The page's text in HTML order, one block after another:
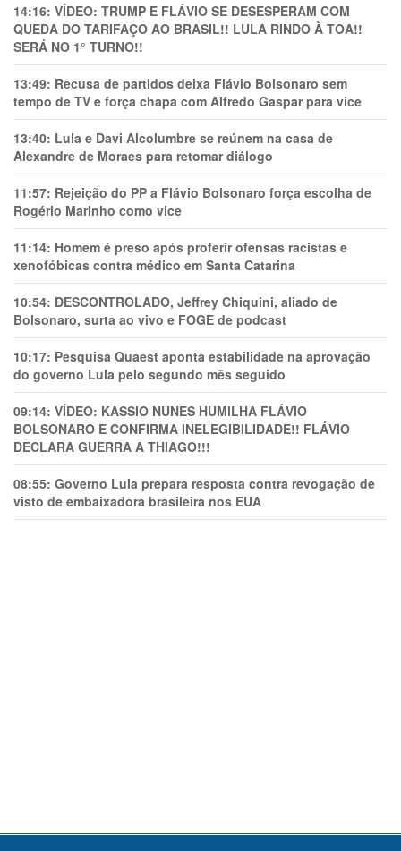
14:16: VÍDEO: TRUMP E FLÁVIO SE DESESPERAM COM
QUEDA DO TARIFAÇO AO BRASIL!! LULA RINDO À TOA!!
SERÁ NO 1° TURNO!!
13:49: Recusa de partidos deixa Flávio Bolsonaro sem
tempo de TV e força chapa com Alfredo Gaspar para vice
13:40: Lula e Davi Alcolumbre se reúnem na casa de
Alexandre de Moraes para retomar diálogo
11:57: Rejeição do PP a Flávio Bolsonaro força escolha de
Rogério Marinho como vice
11:14: Homem é preso após proferir ofensas racistas e
xenofóbicas contra médico em Santa Catarina
10:54: DESCONTROLADO, Jeffrey Chiquini, aliado de
Bolsonaro, surta ao vivo e FOGE de podcast
10:17: Pesquisa Quaest aponta estabilidade na aprovação
do governo Lula pelo segundo mês seguido
09:14: VÍDEO: KASSIO NUNES HUMlLHA FLÁVIO
BOLSONARO E CONFIRMA INELEGIBILIDADE!! FLÁVIO
DECLARA GUERRA A THIAGO!!!
08:55: Governo Lula prepara resposta contra revogação de
visto de embaixadora brasileira nos EUA